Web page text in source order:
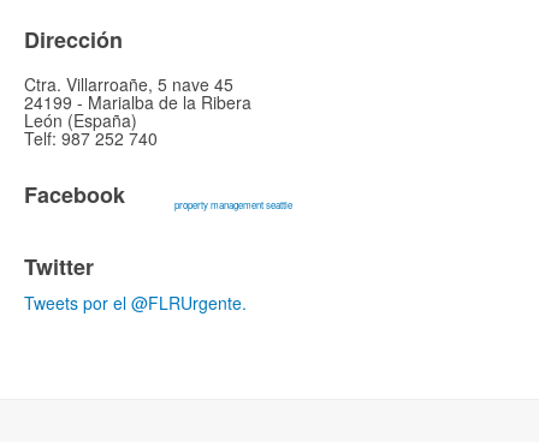
Dirección
Ctra. Villarroañe, 5 nave 45
24199 - Marialba de la Ribera
León (España)
Telf: 987 252 740
Facebook property management seattle
Twitter
Tweets por el @FLRUrgente.